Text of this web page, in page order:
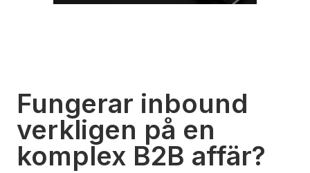
Fungerar inbound
verkligen på en
komplex B2B affär?